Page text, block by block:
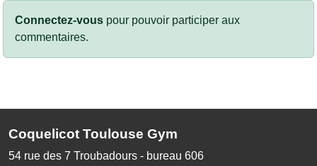
Connectez-vous pour pouvoir participer aux
commentaires.
Coquelicot Toulouse Gym
54 rue des 7 Troubadours - bureau 606